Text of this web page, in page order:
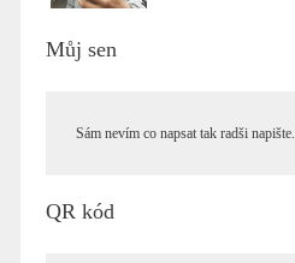
Můj sen
Sám nevím co napsat tak radši napište.
QR kód